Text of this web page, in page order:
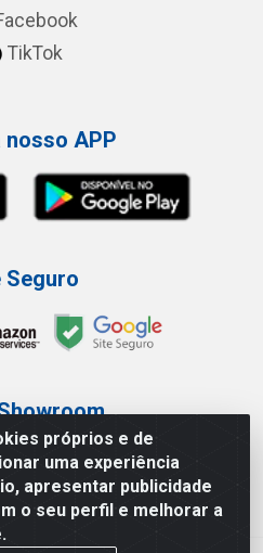
próprios e de
uma experiência
apresentar publicidade
o seu perfil e melhorar a
TikTok
nosso APP
Seguro
3227-0546
- Pari - São Paulo/SP